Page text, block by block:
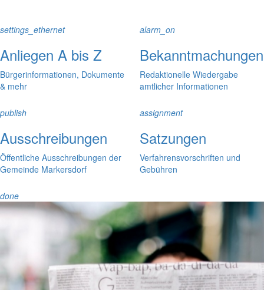
settings_ethernet
Anliegen A bis Z
Bürgerinformationen, Dokumente
& mehr
alarm_on
Bekanntmachungen
Redaktionelle Wiedergabe
amtlicher Informationen
publish
Ausschreibungen
Öffentliche Ausschreibungen der
Gemeinde Markersdorf
assignment
Satzungen
Verfahrensvorschriften und
Gebühren
done